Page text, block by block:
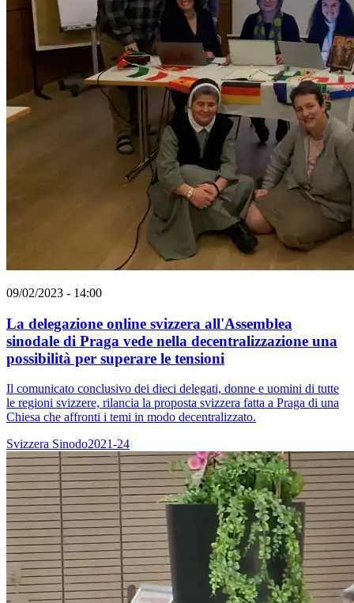
09/02/2023 - 14:00
La delegazione online svizzera all'Assemblea
sinodale di Praga vede nella decentralizzazione una
possibilità per superare le tensioni
Il comunicato conclusivo dei dieci delegati, donne e uomini di tutte
le regioni svizzere, rilancia la proposta svizzera fatta a Praga di una
Chiesa che affronti i temi in modo decentralizzato.
Svizzera Sinodo2021-24